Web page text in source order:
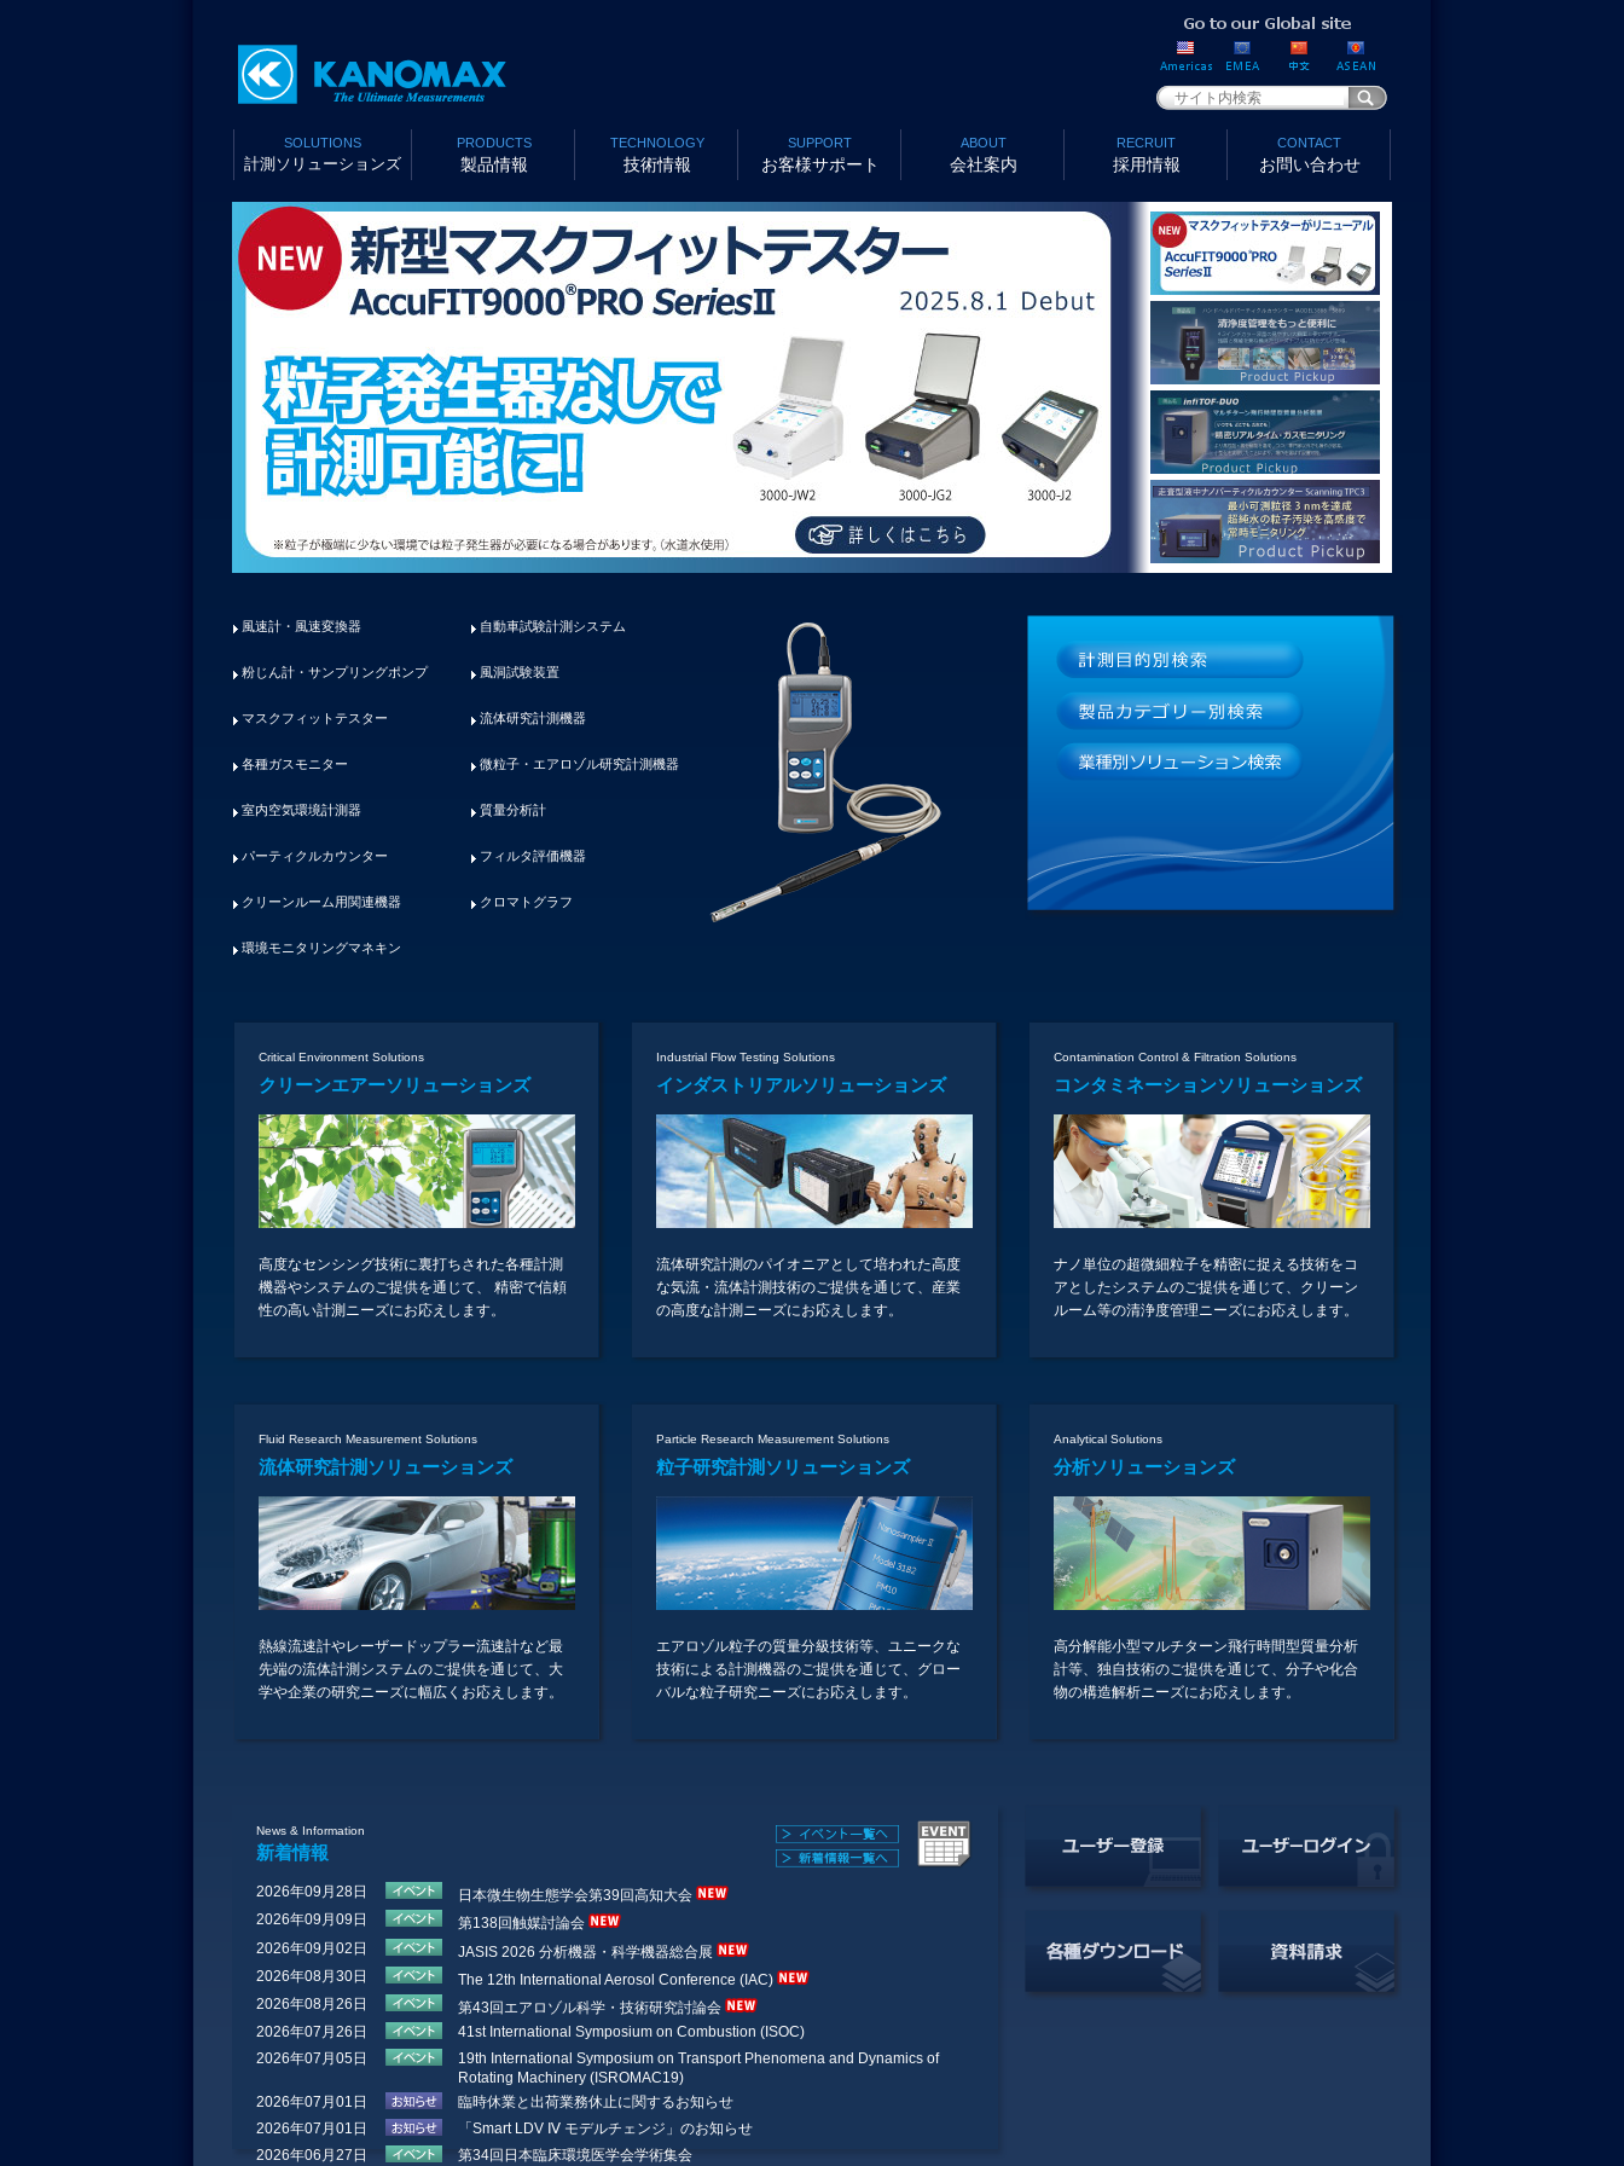
SOLUTIONS
計測ソリューションズ
PRODUCTS
製品情報
TECHNOLOGY
技術情報
SUPPORT
お客様サポート
ABOUT
会社案内
RECRUIT
採用情報
CONTACT
お問い合わせ
風速計・風速変換器
粉じん計・サンプリングポンプ
マスクフィットテスター
各種ガスモニター
室内空気環境計測器
パーティクルカウンター
クリーンルーム用関連機器
環境モニタリングマネキン
自動車試験計測システム
風洞試験装置
流体研究計測機器
微粒子・エアロゾル研究計測機器
質量分析計
フィルタ評価機器
クロマトグラフ
Critical Environment Solutions
クリーンエアーソリューションズ
高度なセンシング技術に裏打ちされた各種計測
機器やシステムのご提供を通じて、 精密で信頼
性の高い計測ニーズにお応えします。
Industrial Flow Testing Solutions
インダストリアルソリューションズ
流体研究計測のパイオニアとして培われた高度
な気流・流体計測技術のご提供を通じて、産業
の高度な計測ニーズにお応えします。
Contamination Control & Filtration Solutions
コンタミネーションソリューションズ
ナノ単位の超微細粒子を精密に捉える技術をコ
アとしたシステムのご提供を通じて、クリーン
ルーム等の清浄度管理ニーズにお応えします。
Fluid Research Measurement Solutions
流体研究計測ソリューションズ
熱線流速計やレーザードップラー流速計など最
先端の流体計測システムのご提供を通じて、大
学や企業の研究ニーズに幅広くお応えします。
Particle Research Measurement Solutions
粒子研究計測ソリューションズ
エアロゾル粒子の質量分級技術等、ユニークな
技術による計測機器のご提供を通じて、グロー
バルな粒子研究ニーズにお応えします。
Analytical Solutions
分析ソリューションズ
高分解能小型マルチターン飛行時間型質量分析
計等、独自技術のご提供を通じて、分子や化合
物の構造解析ニーズにお応えします。
News & Information
新着情報
2026年09月28日
日本微生物生態学会第39回高知大会
2026年09月09日
第138回触媒討論会
2026年09月02日
JASIS 2026 分析機器・科学機器総合展
2026年08月30日
The 12th International Aerosol Conference (IAC)
2026年08月26日
第43回エアロゾル科学・技術研究討論会
2026年07月26日
41st International Symposium on Combustion (ISOC)
2026年07月05日
19th International Symposium on Transport Phenomena and Dynamics of
Rotating Machinery (ISROMAC19)
2026年07月01日
臨時休業と出荷業務休止に関するお知らせ
2026年07月01日
「Smart LDV Ⅳ モデルチェンジ」のお知らせ
2026年06月27日
第34回日本臨床環境医学会学術集会